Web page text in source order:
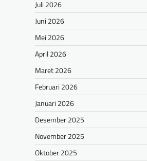
Juli 2026
Juni 2026
Mei 2026
April 2026
Maret 2026
Februari 2026
Januari 2026
Desember 2025
November 2025
Oktober 2025